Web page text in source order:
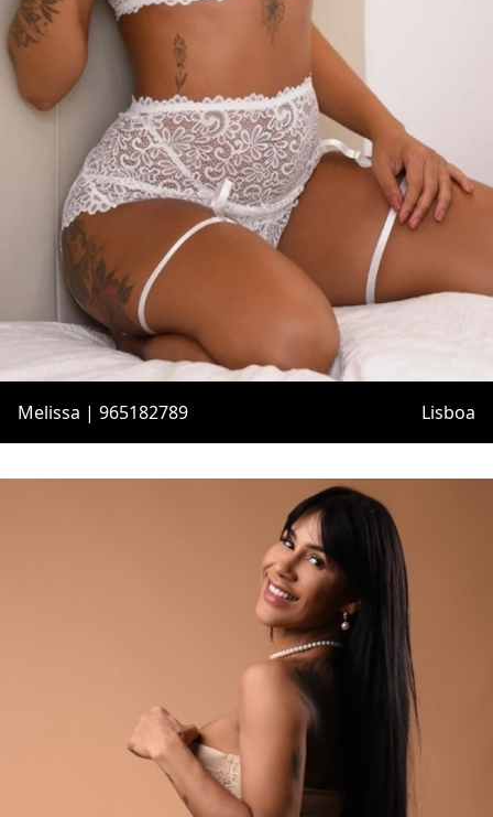
Melissa | 965182789 Lisboa